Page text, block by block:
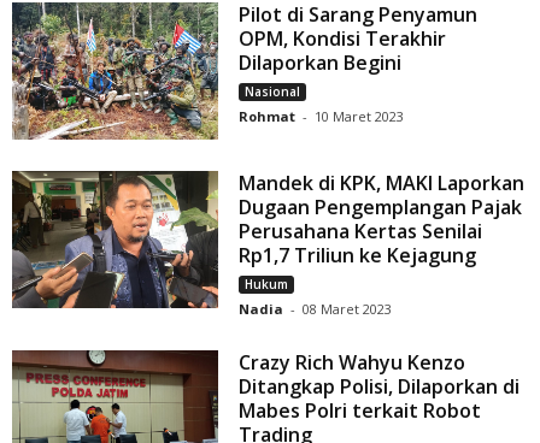
Pilot di Sarang Penyamun
OPM, Kondisi Terakhir
Dilaporkan Begini
Nasional
Rohmat - 10 Maret 2023
Mandek di KPK, MAKI Laporkan
Dugaan Pengemplangan Pajak
Perusahana Kertas Senilai
Rp1,7 Triliun ke Kejagung
Hukum
Nadia - 08 Maret 2023
Crazy Rich Wahyu Kenzo
Ditangkap Polisi, Dilaporkan di
Mabes Polri terkait Robot
Trading